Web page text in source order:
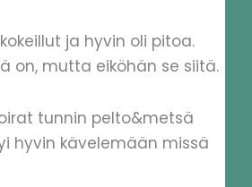
ja hyvin oli pitoa.
on, mutta eiköhän se siitä.
tunnin pelto&metsä
hyvin kävelemään missä